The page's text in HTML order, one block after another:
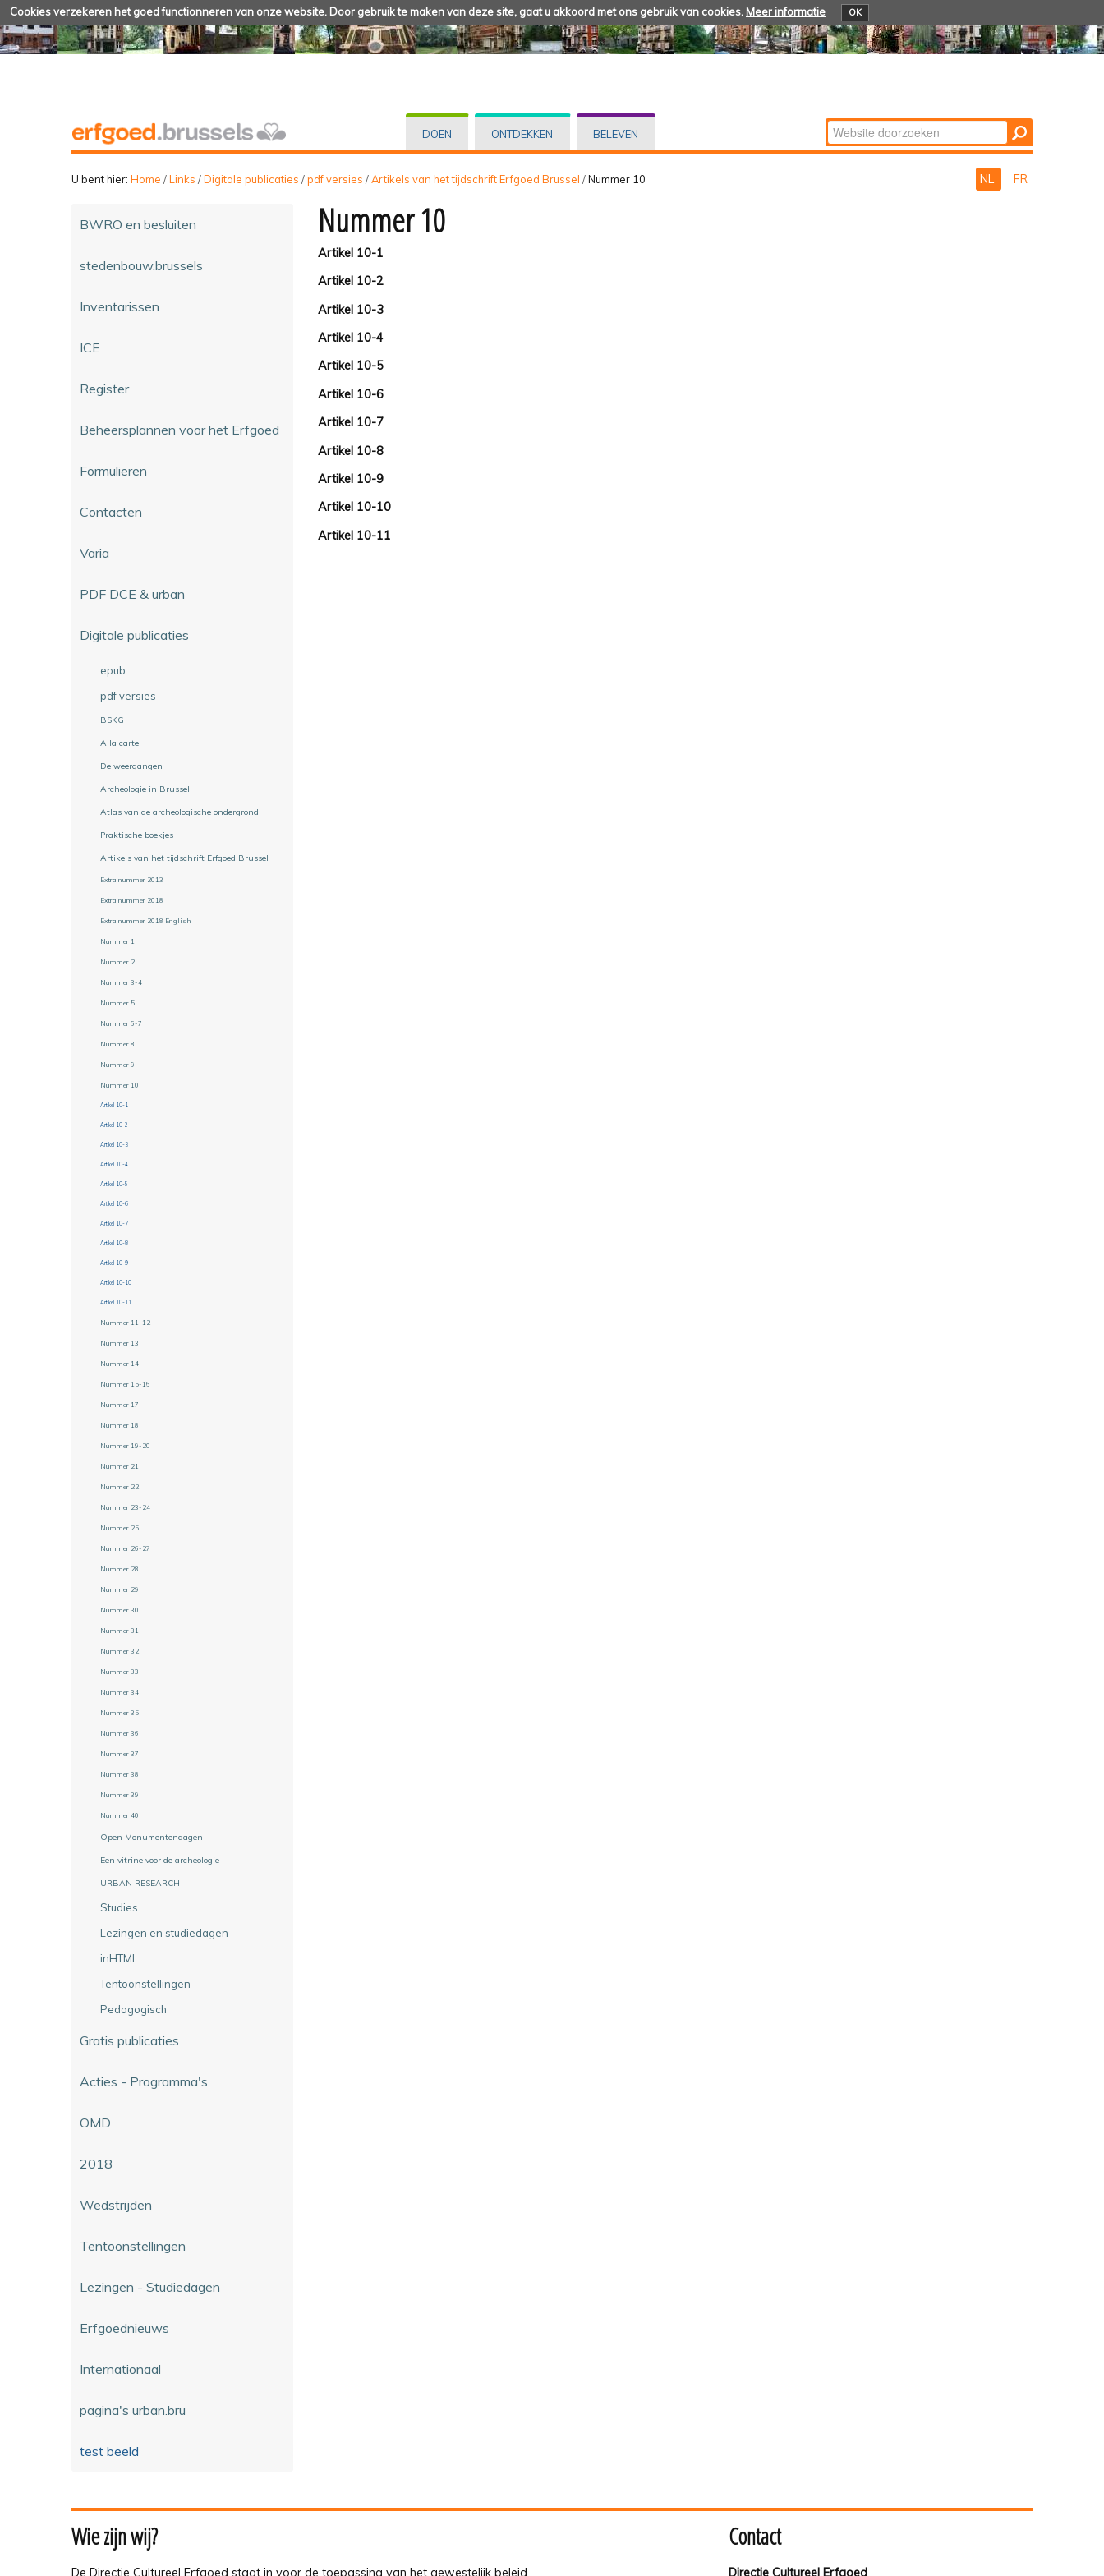
Cookies verzekeren het goed functionneren van onze website. Door gebruik te maken van deze site, gaat u akkoord met ons gebruik van cookies. Meer informatie OK
DOEN ONTDEKKEN BELEVEN Zoek
Geavanceerd
U bent hier: Home /Links /Digitale publicaties /pdf versies /Artikels van het tijdschrift Erfgoed Brussel /Nummer 10 NL FR
BWRO en besluiten
stedenbouw.brussels
Inventarissen
ICE
Register
Beheersplannen voor het Erfgoed
Formulieren
Contacten
Varia
PDF DCE & urban
Digitale publicaties
epub
pdf versies
BSKG
A la carte
De weergangen
Archeologie in Brussel
Atlas van de archeologische ondergrond
Praktische boekjes
Artikels van het tijdschrift Erfgoed Brussel
Extra nummer 2013
Extra nummer 2018
Extra nummer 2018 English
Nummer 1
Nummer 2
Nummer 3-4
Nummer 5
Nummer 6-7
Nummer 8
Nummer 9
Nummer 10
Artikel 10-1
Artikel 10-2
Artikel 10-3
Artikel 10-4
Artikel 10-5
Artikel 10-6
Artikel 10-7
Artikel 10-8
Artikel 10-9
Artikel 10-10
Artikel 10-11
Nummer 11-12
Nummer 13
Nummer 14
Nummer 15-16
Nummer 17
Nummer 18
Nummer 19-20
Nummer 21
Nummer 22
Nummer 23-24
Nummer 25
Nummer 26-27
Nummer 28
Nummer 29
Nummer 30
Nummer 31
Nummer 32
Nummer 33
Nummer 34
Nummer 35
Nummer 36
Nummer 37
Nummer 38
Nummer 39
Nummer 40
Open Monumentendagen
Een vitrine voor de archeologie
URBAN RESEARCH
Studies
Lezingen en studiedagen
inHTML
Tentoonstellingen
Pedagogisch
Gratis publicaties
Acties - Programma's
OMD
2018
Wedstrijden
Tentoonstellingen
Lezingen - Studiedagen
Erfgoednieuws
Internationaal
pagina's urban.bru
test beeld
Nummer 10
Artikel 10-1
Artikel 10-2
Artikel 10-3
Artikel 10-4
Artikel 10-5
Artikel 10-6
Artikel 10-7
Artikel 10-8
Artikel 10-9
Artikel 10-10
Artikel 10-11
Wie zijn wij?
De Directie Cultureel Erfgoed staat in voor de toepassing van het gewestelijk beleid
Contact
Directie Cultureel Erfgoed